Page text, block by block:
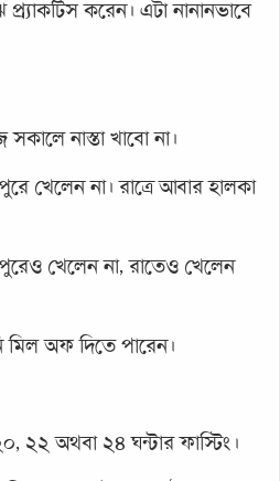
করেন। এটা নানানভাবে
নাস্তা খাবো না।
খেলেন না। রাত্রে আবার হালকা
খেলেন না, রাতেও খেলেন
মিল অফ দিতে পারেন।
২২ অথবা ২৪ ঘন্টার ফাস্টিং।